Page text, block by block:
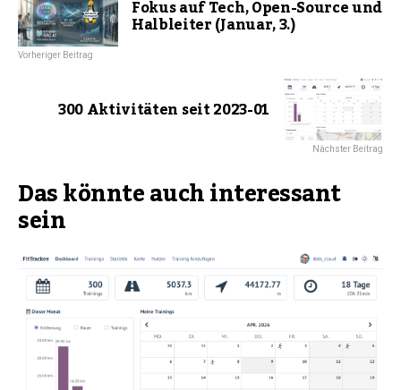
Fokus auf Tech, Open-Source und
Halbleiter (Januar, 3.)
Vorheriger Beitrag
300 Aktivitäten seit 2023-01
Nächster Beitrag
Das könnte auch interessant
sein